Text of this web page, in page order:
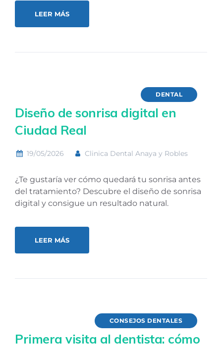
LEER MÁS
DENTAL
Diseño de sonrisa digital en
Ciudad Real
19/05/2026 Clinica Dental Anaya y Robles
¿Te gustaría ver cómo quedará tu sonrisa antes
del tratamiento? Descubre el diseño de sonrisa
digital y consigue un resultado natural.
LEER MÁS
CONSEJOS DENTALES
Primera visita al dentista: cómo